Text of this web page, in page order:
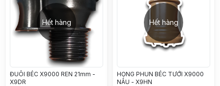
Hết hàng
ĐUÔI BÉC X9000 REN 21mm -
X9DR
Hết hàng
HỌNG PHUN BÉC TƯỚI X9000
NÂU - X9HN